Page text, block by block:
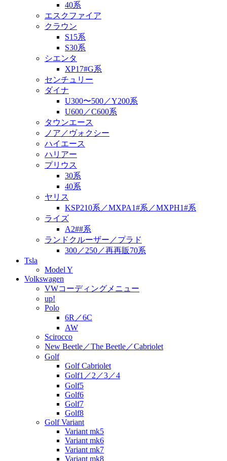
40系
エスクファイア
クラウン
S15系
S30系
シエンタ
XP17#G系
センチュリー
ダイナ
U300〜500／Y200系
U600／C600系
タウンエース
ノア／ヴォクシー
ハイエース
ハリアー
プリウス
30系
40系
ヤリス
KSP210系／MXPA1#系／MXPH1#系
ライズ
A2##系
ランドクルーザー／プラド
300／250／再再販70系
Tsla
Model Y
Volkswagen
VWコーディングメニュー
up!
Polo
6R／6C
AW
Scirocco
New Beetle／The Beetle／Cabriolet
Golf
Golf Cabriolet
Golf1／2／3／4
Golf5
Golf6
Golf7
Golf8
Golf Variant
Variant mk5
Variant mk6
Variant mk7
Variant mk8